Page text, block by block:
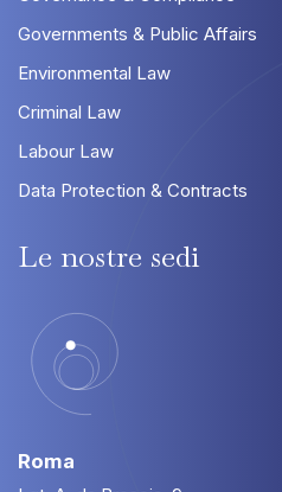
Governments & Public Affairs
Environmental Law
Criminal Law
Labour Law
Data Protection & Contracts
Le nostre sedi
Roma